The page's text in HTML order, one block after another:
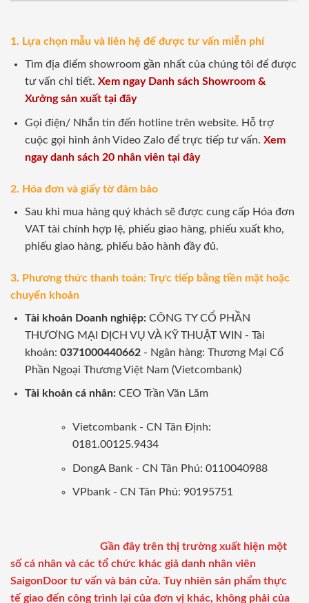
1. Lựa chọn mẫu và liên hệ để được tư vấn miễn phí
Tìm địa điểm showroom gần nhất của chúng tôi để được
tư vấn chi tiết. Xem ngay Danh sách Showroom &
Xưởng sản xuất tại đây
Gọi điện/ Nhắn tin đến hotline trên website. Hỗ trợ
cuộc gọi hình ảnh Video Zalo để trực tiếp tư vấn. Xem
ngay danh sách 20 nhân viên tại đây
2. Hóa đơn và giấy tờ đảm bảo
Sau khi mua hàng quý khách sẽ được cung cấp Hóa đơn
VAT tài chính hợp lệ, phiếu giao hàng, phiếu xuất kho,
phiếu giao hàng, phiếu bảo hành đầy đủ.
3. Phương thức thanh toán: Trực tiếp bằng tiền mặt hoặc
chuyển khoản
Tài khoản Doanh nghiệp:CÔNG TY CỔ PHẦN
THƯƠNG MẠI DỊCH VỤ VÀ KỸ THUẬT WIN - Tài
khoản: 0371000440662- Ngân hàng: Thương Mại Cổ
Phần Ngoại Thương Việt Nam (Vietcombank)
Tài khoản cá nhân: CEO Trần Văn Lãm
Vietcombank - CN Tân Định:
0181.00125.9434
DongA Bank - CN Tân Phú: 0110040988
VPbank - CN Tân Phú: 90195751
Gần đây trên thị trường xuất hiện một
số cá nhân và các tổ chức khác giả danh nhân viên
SaigonDoor tư vấn và bán cửa. Tuy nhiên sản phẩm thực
tế giao đến công trình lại của đơn vị khác, không phải của